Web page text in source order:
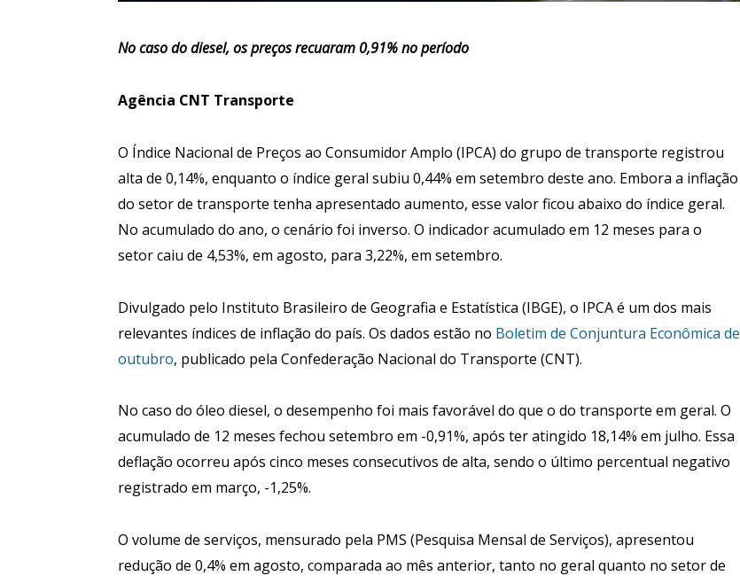
No caso do diesel, os preços recuaram 0,91% no período
Agência CNT Transporte
O Índice Nacional de Preços ao Consumidor Amplo (IPCA) do grupo de transporte registrou
alta de 0,14%, enquanto o índice geral subiu 0,44% em setembro deste ano. Embora a inflação
do setor de transporte tenha apresentado aumento, esse valor ficou abaixo do índice geral.
No acumulado do ano, o cenário foi inverso. O indicador acumulado em 12 meses para o
setor caiu de 4,53%, em agosto, para 3,22%, em setembro.
Divulgado pelo Instituto Brasileiro de Geografia e Estatística (IBGE), o IPCA é um dos mais
relevantes índices de inflação do país. Os dados estão no Boletim de Conjuntura Econômica de
outubro, publicado pela Confederação Nacional do Transporte (CNT).
No caso do óleo diesel, o desempenho foi mais favorável do que o do transporte em geral. O
acumulado de 12 meses fechou setembro em -0,91%, após ter atingido 18,14% em julho. Essa
deflação ocorreu após cinco meses consecutivos de alta, sendo o último percentual negativo
registrado em março, -1,25%.
O volume de serviços, mensurado pela PMS (Pesquisa Mensal de Serviços), apresentou
redução de 0,4% em agosto, comparada ao mês anterior, tanto no geral quanto no setor de